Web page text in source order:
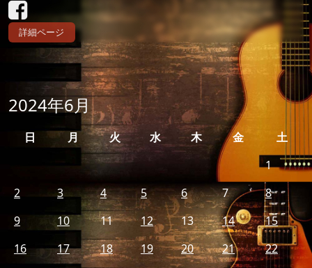
詳細ページ
2024年6月
日 月 火 水 木 金 土
1
2
3 4 5 6 7
8
9
10 11 12 13 14
15
16
17 18 19 20 21
22